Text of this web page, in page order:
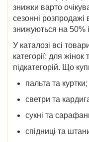
знижки варто
сезонні розпродажі
знижуються на 50%
У каталозі всі
категорії: для
підкатегорій. Що
пальта та куртки;
светри та
сукні та
спідниці та